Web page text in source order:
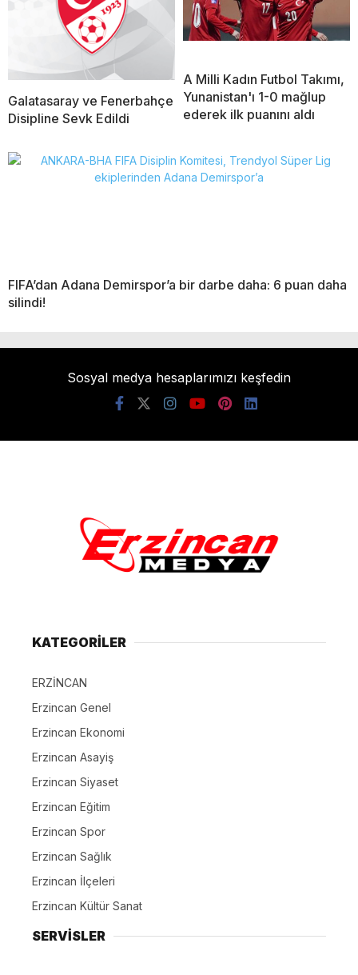
Galatasaray ve Fenerbahçe
Disipline Sevk Edildi
A Milli Kadın Futbol Takımı,
Yunanistan'ı 1-0 mağlup
ederek ilk puanını aldı
FIFA’dan Adana Demirspor’a bir darbe daha: 6 puan daha
silindi!
Sosyal medya hesaplarımızı keşfedin
KATEGORİLER
ERZİNCAN
Erzincan Genel
Erzincan Ekonomi
Erzincan Asayiş
Erzincan Siyaset
Erzincan Eğitim
Erzincan Spor
Erzincan Sağlık
Erzincan İlçeleri
Erzincan Kültür Sanat
SERVİSLER